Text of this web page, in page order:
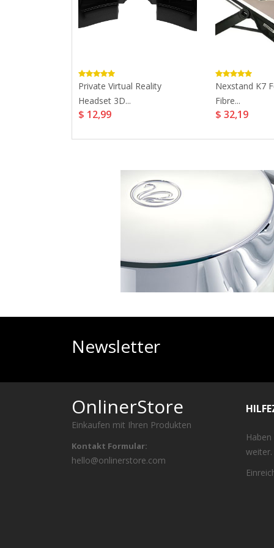
Private Virtual Reality
Headset 3D...
$ 12,99
Nexstand K7
Fibre...
$ 32,19
Newsletter
OnlinerStore
Einkaufen mit Ihren Produkten
Kontakt Formular:
hello@onlinerstore.com
weiter.